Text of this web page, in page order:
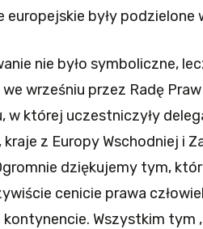
były podzielone
nie było symboliczne,
wrześniu przez Radę Praw
w której uczestniczyły
kraje z Europy Wschodniej i
dziękujemy tym,
cenicie prawa
kontynencie. Wszystkim